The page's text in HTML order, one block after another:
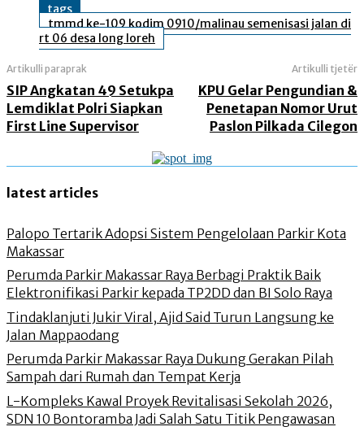
tags
tmmd ke-109 kodim 0910/malinau semenisasi jalan di
rt 06 desa long loreh
Artikulli paraprak
SIP Angkatan 49 Setukpa
Lemdiklat Polri Siapkan
First Line Supervisor
Artikulli tjetër
KPU Gelar Pengundian &
Penetapan Nomor Urut
Paslon Pilkada Cilegon
latest articles
Palopo Tertarik Adopsi Sistem Pengelolaan Parkir Kota
Makassar
Perumda Parkir Makassar Raya Berbagi Praktik Baik
Elektronifikasi Parkir kepada TP2DD dan BI Solo Raya
Tindaklanjuti Jukir Viral, Ajid Said Turun Langsung ke
Jalan Mappaodang
Perumda Parkir Makassar Raya Dukung Gerakan Pilah
Sampah dari Rumah dan Tempat Kerja
L-Kompleks Kawal Proyek Revitalisasi Sekolah 2026,
SDN 10 Bontoramba Jadi Salah Satu Titik Pengawasan